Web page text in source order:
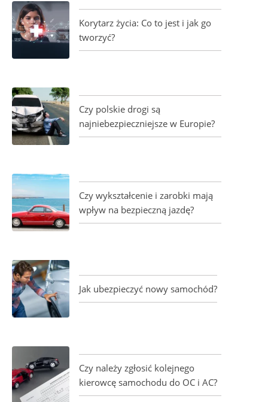
Korytarz życia: Co to jest i jak go
tworzyć?
Czy polskie drogi są
najniebezpieczniejsze w Europie?
Czy wykształcenie i zarobki mają
wpływ na bezpieczną jazdę?
Jak ubezpieczyć nowy samochód?
Czy należy zgłosić kolejnego
kierowcę samochodu do OC i AC?